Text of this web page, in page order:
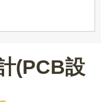
(PCB設